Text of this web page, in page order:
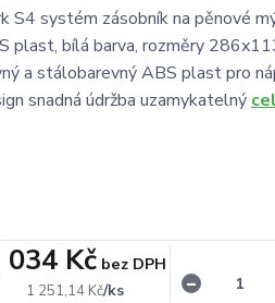
S4 systém zásobník na pěnové
plast, bílá barva, rozměry
a stálobarevný ABS plast pro
snadná údržba uzamykatelný
1 251,14 Kč/ks
034 Kč bez DPH